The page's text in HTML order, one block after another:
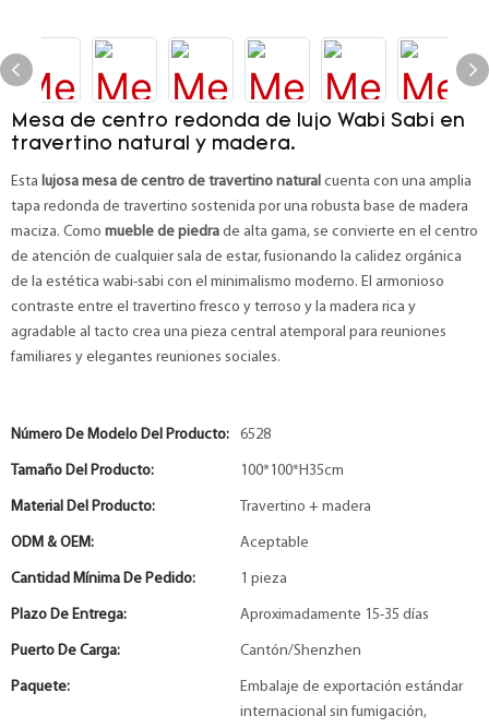
Mesa de centro redonda de lujo Wabi Sabi en
travertino natural y madera.
Esta lujosa mesa de centro de travertino natural cuenta con una amplia
tapa redonda de travertino sostenida por una robusta base de madera
maciza. Como mueble de piedra de alta gama, se convierte en el centro
de atención de cualquier sala de estar, fusionando la calidez orgánica
de la estética wabi-sabi con el minimalismo moderno. El armonioso
contraste entre el travertino fresco y terroso y la madera rica y
agradable al tacto crea una pieza central atemporal para reuniones
familiares y elegantes reuniones sociales.
Número De Modelo Del Producto: 6528
Tamaño Del Producto: 100*100*H35cm
Material Del Producto: Travertino + madera
ODM & OEM: Aceptable
Cantidad Mínima De Pedido: 1 pieza
Plazo De Entrega: Aproximadamente 15-35 días
Puerto De Carga: Cantón/Shenzhen
Paquete:
Embalaje de exportación estándar
internacional sin fumigación,